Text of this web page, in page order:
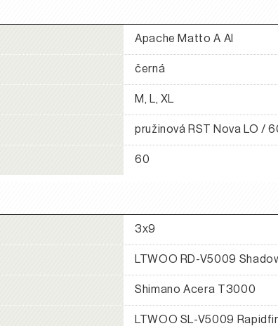
Apache Matto A Al
černá
M, L, XL
pružinová RST Nova LO /
60
3x9
LTWOO RD-V5009
Shimano Acera T3000
LTWOO SL-V5009